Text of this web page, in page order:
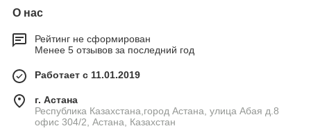
О нас
Рейтинг не сформирован
Менее 5 отзывов за последний год
Работает с 11.01.2019
г. Астана
Республика Казахстана,город Астана, улица Абая д.8
офис 304/2, Астана, Казахстан